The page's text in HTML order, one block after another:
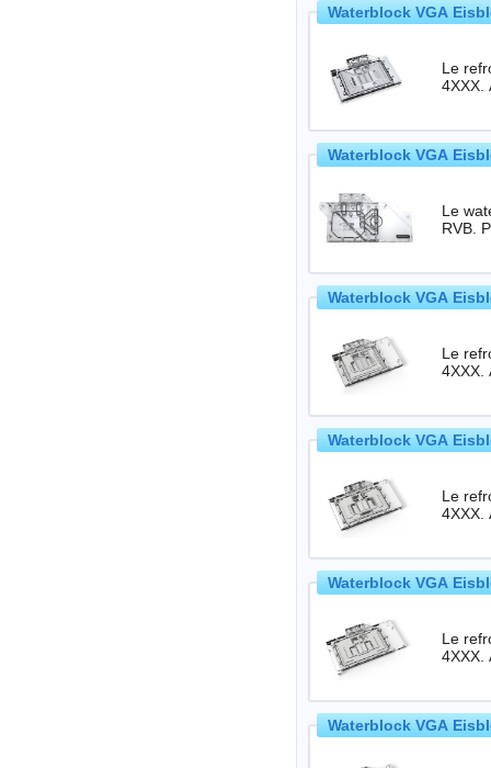
Waterblock VGA
Le
4XXX.
Waterblock VGA
Le
Waterblock VGA
Le
4XXX.
Waterblock VGA
Le
4XXX.
Waterblock VGA
Le
4XXX.
Waterblock VGA